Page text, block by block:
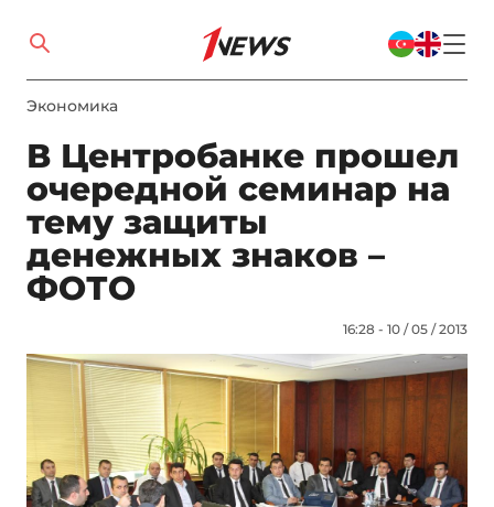
Экономика
В Центробанке прошел
очередной семинар на
тему защиты
денежных знаков –
ФОТО
16:28 - 10 / 05 / 2013